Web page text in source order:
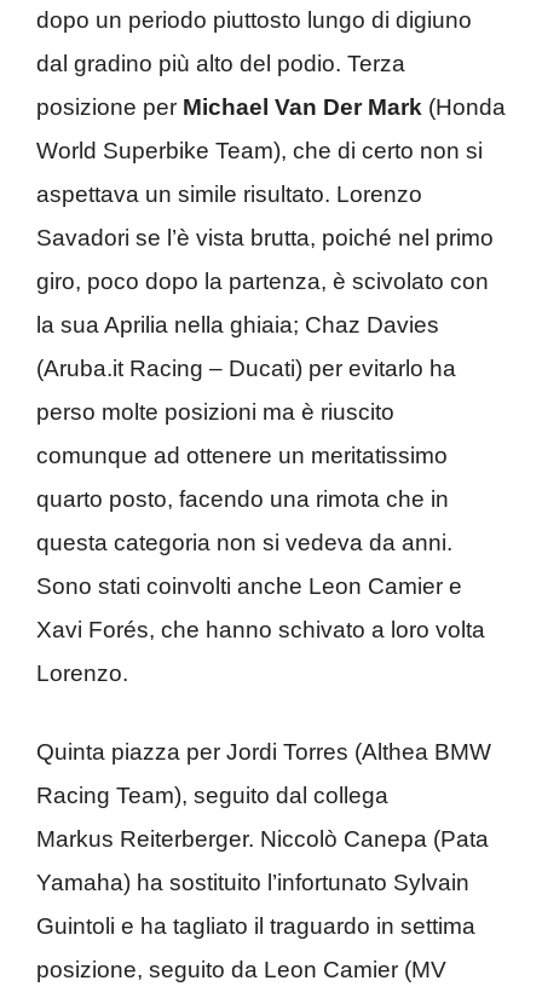
dopo un periodo piuttosto lungo di digiuno
dal gradino più alto del podio. Terza
posizione per Michael Van Der Mark (Honda
World Superbike Team), che di certo non si
aspettava un simile risultato. Lorenzo
Savadori se l’è vista brutta, poiché nel primo
giro, poco dopo la partenza, è scivolato con
la sua Aprilia nella ghiaia; Chaz Davies
(Aruba.it Racing – Ducati) per evitarlo ha
perso molte posizioni ma è riuscito
comunque ad ottenere un meritatissimo
quarto posto, facendo una rimota che in
questa categoria non si vedeva da anni.
Sono stati coinvolti anche Leon Camier e
Xavi Forés, che hanno schivato a loro volta
Lorenzo.
Quinta piazza per Jordi Torres (Althea BMW
Racing Team), seguito dal collega
Markus Reiterberger. Niccolò Canepa (Pata
Yamaha) ha sostituito l’infortunato Sylvain
Guintoli e ha tagliato il traguardo in settima
posizione, seguito da Leon Camier (MV